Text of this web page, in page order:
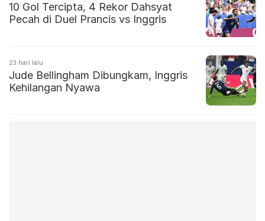
10 Gol Tercipta, 4 Rekor Dahsyat
Pecah di Duel Prancis vs Inggris
23 hari lalu
Jude Bellingham Dibungkam, Inggris
Kehilangan Nyawa